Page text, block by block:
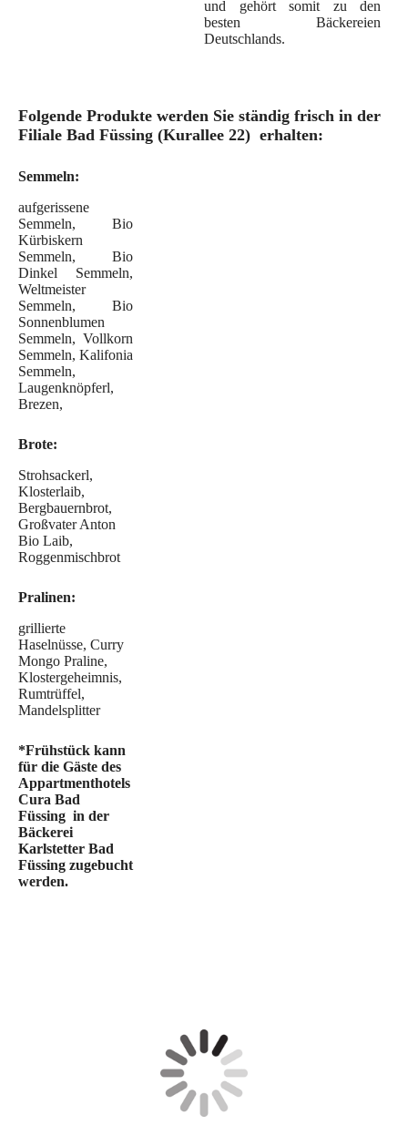
und gehört somit zu den
besten Bäckereien
Deutschlands.
Folgende Produkte werden Sie ständig frisch in der
Filiale Bad Füssing (Kurallee 22) erhalten:
Semmeln:
aufgerissene
Semmeln, Bio
Kürbiskern
Semmeln, Bio
Dinkel Semmeln,
Weltmeister
Semmeln, Bio
Sonnenblumen
Semmeln, Vollkorn
Semmeln, Kalifonia
Semmeln,
Laugenknöpferl,
Brezen,
Brote:
Strohsackerl,
Klosterlaib,
Bergbauernbrot,
Großvater Anton
Bio Laib,
Roggenmischbrot
Pralinen:
grillierte
Haselnüsse, Curry
Mongo Praline,
Klostergeheimnis,
Rumtrüffel,
Mandelsplitter
*Frühstück kann
für die Gäste des
Appartmenthotels
Cura Bad
Füssing in der
Bäckerei
Karlstetter Bad
Füssing zugebucht
werden.